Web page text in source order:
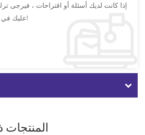
إذا كانت لديك أسئلة أو اقتراحات ، فيرجى
عليك في أقرب وقت ممكن!
المنتجات